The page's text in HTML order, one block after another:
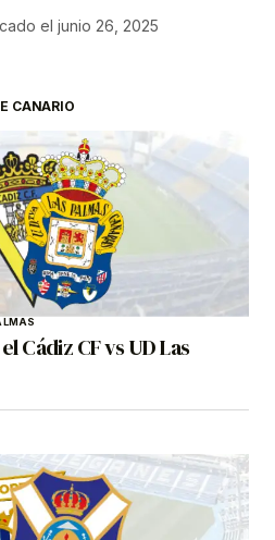
el junio 26, 2025
CANARIO
Cádiz CF vs UD Las